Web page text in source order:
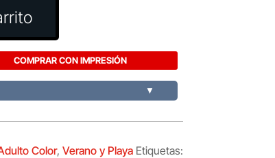
COMPRAR CON IMPRESIÓN
▼
Color, Verano y Playa Etiquetas: